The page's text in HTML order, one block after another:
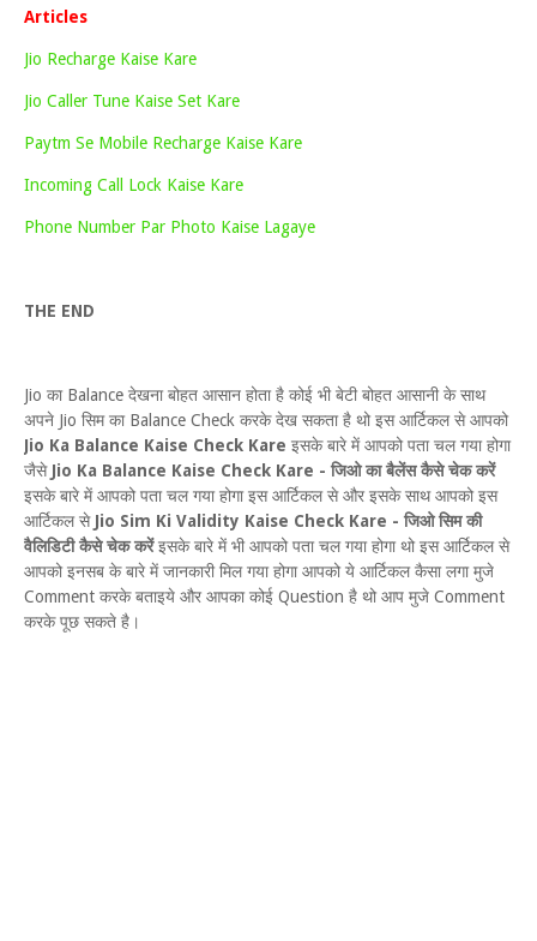
Articles
Jio Recharge Kaise Kare
Jio Caller Tune Kaise Set Kare
Paytm Se Mobile Recharge Kaise Kare
Incoming Call Lock Kaise Kare
Phone Number Par Photo Kaise Lagaye
THE END
Jio का Balance देखना बोहत आसान होता है कोई भी बेटी बोहत आसानी के साथ
अपने Jio सिम का Balance Check करके देख सकता है थो इस आर्टिकल से आपको
Jio Ka Balance Kaise Check Kare इसके बारे में आपको पता चल गया होगा
जैसे Jio Ka Balance Kaise Check Kare - जिओ का बैलेंस कैसे चेक करें
इसके बारे में आपको पता चल गया होगा इस आर्टिकल से और इसके साथ आपको इस
आर्टिकल से Jio Sim Ki Validity Kaise Check Kare - जिओ सिम की
वैलिडिटी कैसे चेक करेंइसके बारे में भी आपको पता चल गया होगा थो इस आर्टिकल से
आपको इनसब के बारे में जानकारी मिल गया होगा आपको ये आर्टिकल कैसा लगा मुजे
Comment करके बताइये और आपका कोई Question है थो आप मुजे Comment
करके पूछ सकते है।